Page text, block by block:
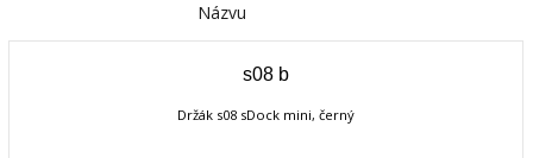
Názvu
s08 b
Držák s08 sDock mini, černý